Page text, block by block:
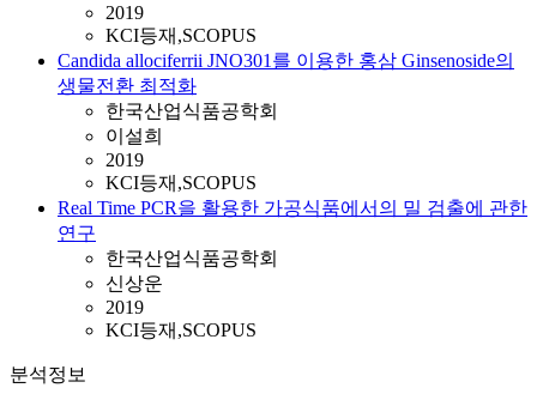
2019
KCI등재,SCOPUS
Candida allociferrii JNO301를 이용한 홍삼 Ginsenoside의
생물전환 최적화
한국산업식품공학회
이설희
2019
KCI등재,SCOPUS
Real Time PCR을 활용한 가공식품에서의 밀 검출에 관한
연구
한국산업식품공학회
신상운
2019
KCI등재,SCOPUS
분석정보